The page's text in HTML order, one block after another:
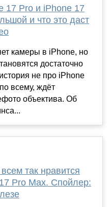
17 Pro и iPhone 17
и что это даст
камеры в iPhone, но
достаточно
не про iPhone
всему, ждёт
объектива. Об
так нравится
Pro Max. Спойлер: